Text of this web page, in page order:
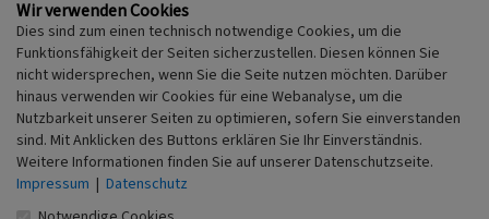
dem das Dynamitpulver gemischt wurde. Die Wälle
dienten zum Schutz im Falle von Explosionen.
(LVR-Fachbereich Umwelt, 2014 / Franz-Josef Knöchel,
Digitales Kulturerbe LVR, 2026)
Internet
www.oberwipper.de: Die Feuerwehr in Marienheide (Stand
15.10.2007, abgerufen 09.01.2014)
Wir verwenden Cookies
Dies sind zum einen technisch notwendige Cookies, um die
Funktionsfähigkeit der Seiten sicherzustellen. Diesen können Sie
nicht widersprechen, wenn Sie die Seite nutzen möchten. Darüber
hinaus verwenden wir Cookies für eine Webanalyse, um die
Nutzbarkeit unserer Seiten zu optimieren, sofern Sie einverstanden
sind. Mit Anklicken des Buttons erklären Sie Ihr Einverständnis.
Weitere Informationen finden Sie auf unserer Datenschutzseite.
Impressum | Datenschutz